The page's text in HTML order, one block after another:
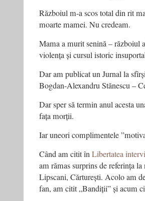
Războiul m-a scos total din rit
moarte mamei. Nu credeam.
Mama a murit senină – războiul
violența și cursul istoric
Dar am publicat un Jurnal la
Bogdan-Alexandru Stănescu –
Dar sper să termin anul acesta
fața morții.
Iar uneori complimentele
Când am citit înLibertatea
am rămas surprins de referința
Lipscani, Cărturești. Acolo am
fan, am citit „Bandiții” și acum